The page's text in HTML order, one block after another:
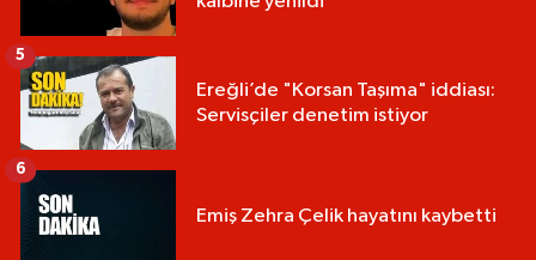
Ereğli’de "Korsan Taşıma" iddiası:
Servisçiler denetim istiyor
5
Emiş Zehra Çelik hayatını kaybetti
6